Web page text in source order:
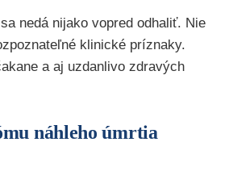
nedá nijako vopred odhaliť. Nie
klinické príznaky.
a aj uzdanlivo zdravých
náhleho úmrtia